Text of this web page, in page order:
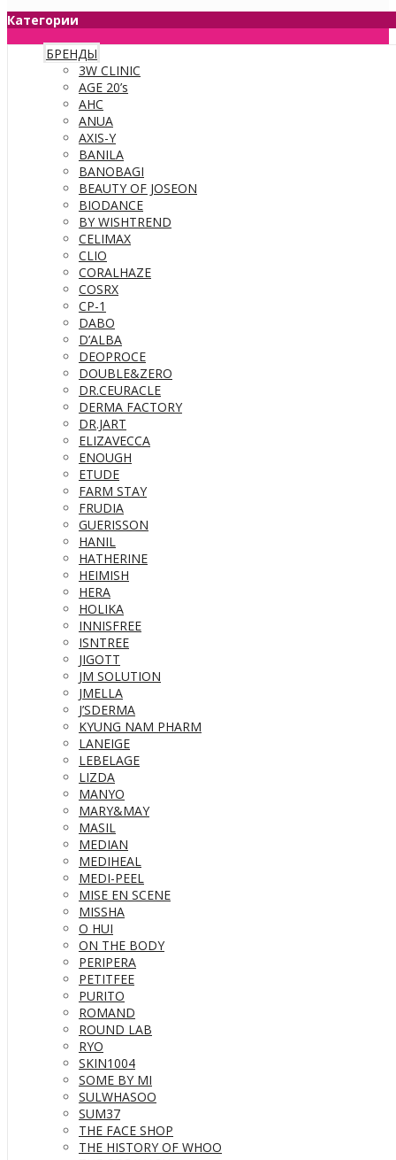
Категории
БРЕНДЫ
3W CLINIC
AGE 20’s
AHC
ANUA
AXIS-Y
BANILA
BANOBAGI
BEAUTY OF JOSEON
BIODANCE
BY WISHTREND
CELIMAX
CLIO
CORALHAZE
COSRX
CP-1
DABO
D’ALBA
DEOPROCE
DOUBLE&ZERO
DR.CEURACLE
DERMA FACTORY
DR.JART
ELIZAVECCA
ENOUGH
ETUDE
FARM STAY
FRUDIA
GUERISSON
HANIL
HATHERINE
HEIMISH
HERA
HOLIKA
INNISFREE
ISNTREE
JIGOTT
JM SOLUTION
JMELLA
J’SDERMA
KYUNG NAM PHARM
LANEIGE
LEBELAGE
LIZDA
MANYO
MARY&MAY
MASIL
MEDIAN
MEDIHEAL
MEDI-PEEL
MISE EN SCENE
MISSHA
O HUI
ON THE BODY
PERIPERA
PETITFEE
PURITO
ROMAND
ROUND LAB
RYO
SKIN1004
SOME BY MI
SULWHASOO
SUM37
THE FACE SHOP
THE HISTORY OF WHOO